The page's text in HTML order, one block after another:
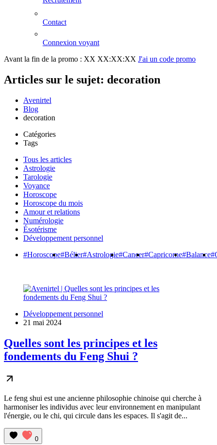
Contact
Connexion voyant
Avant la fin de la promo : XX XX:XX:XX J'ai un code promo
Articles sur le sujet: decoration
Avenirtel
Blog
decoration
Catégories
Tags
Tous les articles
Astrologie
Tarologie
Voyance
Horoscope
Horoscope du mois
Amour et relations
Numérologie
Ésotérisme
Développement personnel
#Horoscope#Bélier#Astrologie#Cancer#Capricorne#Balance
Développement personnel
21 mai 2024
Quelles sont les principes et les
fondements du Feng Shui ?
Le feng shui est une ancienne philosophie chinoise qui cherche à
harmoniser les individus avec leur environnement en manipulant
l'énergie, ou le chi, qui circule dans les espaces. Il s'agit de...
0